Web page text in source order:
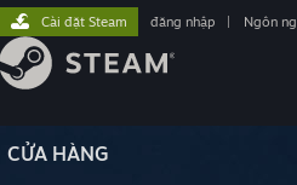
CỬA HÀNG
Cài đặt Steam đăng nhập Ngôn